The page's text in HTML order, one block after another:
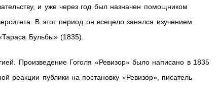
и уже через год был назначен помощником
В этот период он всецело занялся изучением
Бульбы» (1835).
Произведение Гоголя «Ревизор» было написано в 1835
реакции публики на постановку «Ревизор», писатель